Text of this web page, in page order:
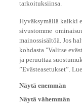
tarkoituksiinsa.
Hyväksymällä kaikki
sivustomme
mainossisältöä. Jos
kohdasta "Valitse
ja peruuttaa
”Evästeasetukset”.
Näytä enemmän
Näytä vähemmän